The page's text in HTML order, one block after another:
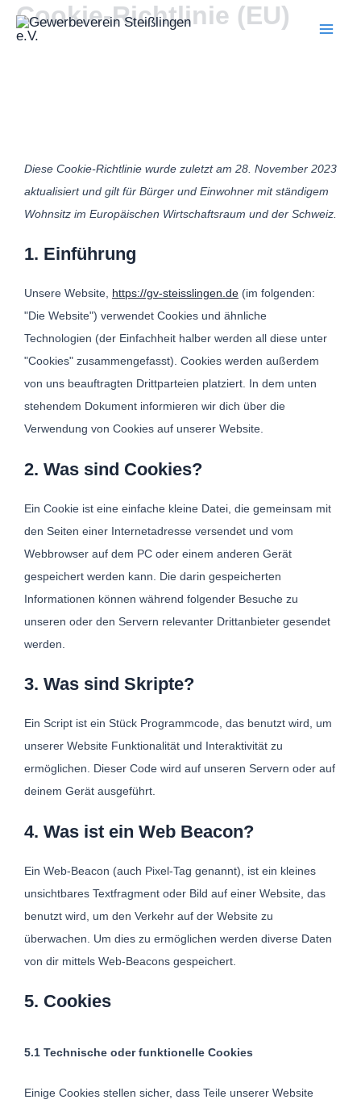
Zum
Inhalt
Cookie-Richtlinie (EU)
Diese Cookie-Richtlinie wurde zuletzt am 28. November 2023
aktualisiert und gilt für Bürger und Einwohner mit ständigem
Wohnsitz im Europäischen Wirtschaftsraum und der Schweiz.
1. Einführung
Unsere Website, https://gv-steisslingen.de (im folgenden:
"Die Website") verwendet Cookies und ähnliche
Technologien (der Einfachheit halber werden all diese unter
"Cookies" zusammengefasst). Cookies werden außerdem
von uns beauftragten Drittparteien platziert. In dem unten
stehendem Dokument informieren wir dich über die
Verwendung von Cookies auf unserer Website.
2. Was sind Cookies?
Ein Cookie ist eine einfache kleine Datei, die gemeinsam mit
den Seiten einer Internetadresse versendet und vom
Webbrowser auf dem PC oder einem anderen Gerät
gespeichert werden kann. Die darin gespeicherten
Informationen können während folgender Besuche zu
unseren oder den Servern relevanter Drittanbieter gesendet
werden.
3. Was sind Skripte?
Ein Script ist ein Stück Programmcode, das benutzt wird, um
unserer Website Funktionalität und Interaktivität zu
ermöglichen. Dieser Code wird auf unseren Servern oder auf
deinem Gerät ausgeführt.
4. Was ist ein Web Beacon?
Ein Web-Beacon (auch Pixel-Tag genannt), ist ein kleines
unsichtbares Textfragment oder Bild auf einer Website, das
benutzt wird, um den Verkehr auf der Website zu
überwachen. Um dies zu ermöglichen werden diverse Daten
von dir mittels Web-Beacons gespeichert.
5. Cookies
5.1 Technische oder funktionelle Cookies
Einige Cookies stellen sicher, dass Teile unserer Website
Consent
to
service
Consent
to
service
Consent
to
service
Consent
to
service
Consent
to
service
Consent
to
service